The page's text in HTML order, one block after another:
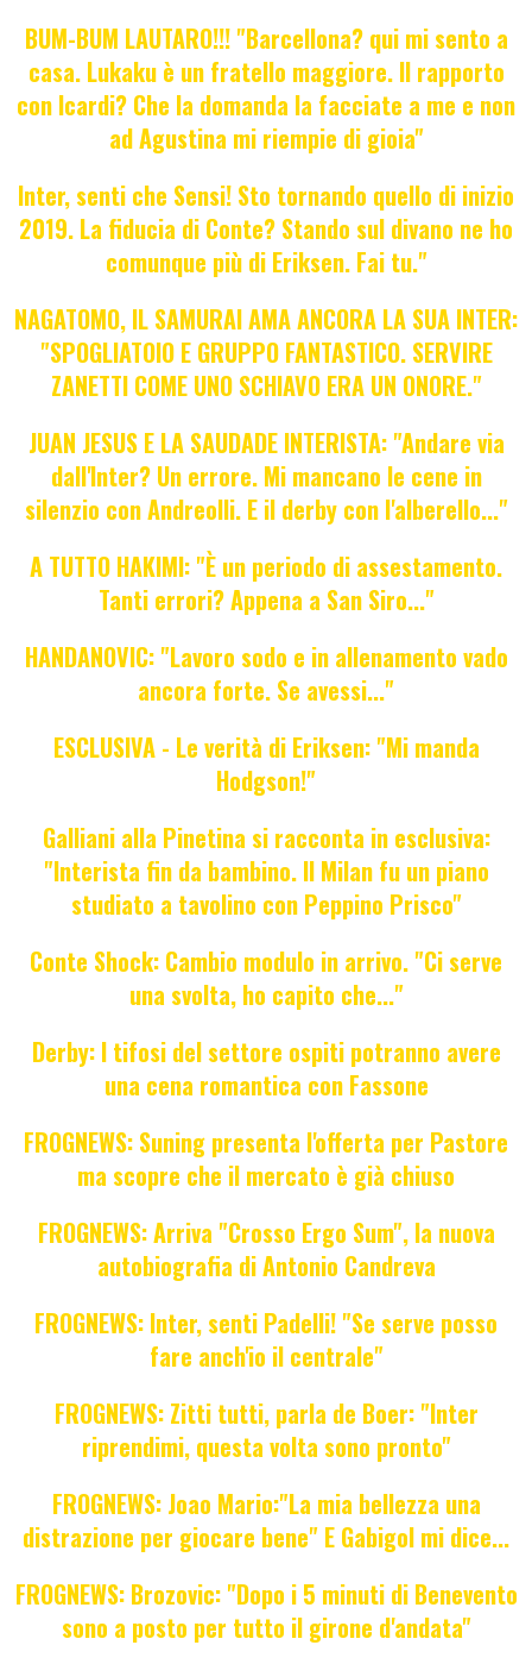
BUM-BUM LAUTARO!!! "Barcellona? qui mi sento a
casa. Lukaku è un fratello maggiore. Il rapporto
con Icardi? Che la domanda la facciate a me e non
ad Agustina mi riempie di gioia"
Inter, senti che Sensi! Sto tornando quello di inizio
2019. La fiducia di Conte? Stando sul divano ne ho
comunque più di Eriksen. Fai tu."
NAGATOMO, IL SAMURAI AMA ANCORA LA SUA INTER:
"SPOGLIATOIO E GRUPPO FANTASTICO. SERVIRE
ZANETTI COME UNO SCHIAVO ERA UN ONORE."
JUAN JESUS E LA SAUDADE INTERISTA: "Andare via
dall'Inter? Un errore. Mi mancano le cene in
silenzio con Andreolli. E il derby con l'alberello..."
A TUTTO HAKIMI: "È un periodo di assestamento.
Tanti errori? Appena a San Siro..."
HANDANOVIC: "Lavoro sodo e in allenamento vado
ancora forte. Se avessi..."
ESCLUSIVA - Le verità di Eriksen: "Mi manda
Hodgson!"
Galliani alla Pinetina si racconta in esclusiva:
"Interista fin da bambino. Il Milan fu un piano
studiato a tavolino con Peppino Prisco"
Conte Shock: Cambio modulo in arrivo. "Ci serve
una svolta, ho capito che..."
Derby: I tifosi del settore ospiti potranno avere
una cena romantica con Fassone
FROGNEWS: Suning presenta l'offerta per Pastore
ma scopre che il mercato è già chiuso
FROGNEWS: Arriva "Crosso Ergo Sum", la nuova
autobiografia di Antonio Candreva
FROGNEWS: Inter, senti Padelli! "Se serve posso
fare anch'io il centrale"
FROGNEWS: Zitti tutti, parla de Boer: "Inter
riprendimi, questa volta sono pronto"
FROGNEWS: Joao Mario:"La mia bellezza una
distrazione per giocare bene" E Gabigol mi dice...
FROGNEWS: Brozovic: "Dopo i 5 minuti di Benevento
sono a posto per tutto il girone d'andata"